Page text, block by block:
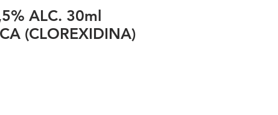
ALC. 30ml
(CLOREXIDINA)